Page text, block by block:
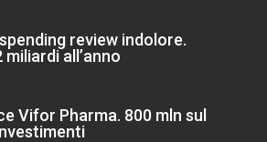
review indolore.
miliardi all’anno
Vifor Pharma. 800 mln sul